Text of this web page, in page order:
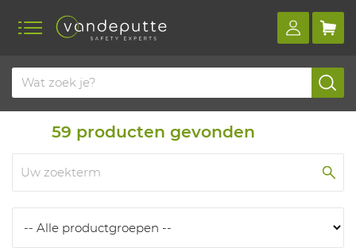
Home Producten
59 producten gevonden